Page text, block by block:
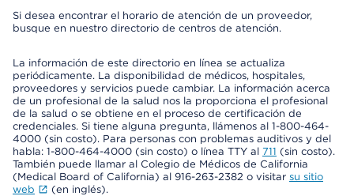
Si desea encontrar el horario de atención de un proveedor,
busque en nuestro directorio de centros de atención.
La información de este directorio en línea se actualiza
periódicamente. La disponibilidad de médicos, hospitales,
proveedores y servicios puede cambiar. La información acerca
de un profesional de la salud nos la proporciona el profesional
de la salud o se obtiene en el proceso de certificación de
credenciales. Si tiene alguna pregunta, llámenos al 1-800-464-
4000 (sin costo). Para personas con problemas auditivos y del
habla: 1-800-464-4000 (sin costo) o línea TTY al 711 (sin costo).
También puede llamar al Colegio de Médicos de California
(Medical Board of California) al 916-263-2382 o visitar su sitio
web
(en inglés).